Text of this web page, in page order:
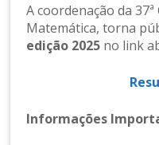
A coordenação da
Matemática, torna
edição 2025 no link
Informações